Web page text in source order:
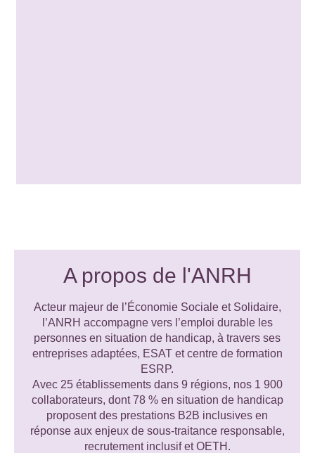
A propos de l'ANRH
Acteur majeur de l’Économie Sociale et Solidaire,
l’ANRH accompagne vers l’emploi durable les
personnes en situation de handicap, à travers ses
entreprises adaptées, ESAT et centre de formation
ESRP.
Avec 25 établissements dans 9 régions, nos 1 900
collaborateurs, dont 78 % en situation de handicap
proposent des prestations B2B inclusives en
réponse aux enjeux de sous-traitance responsable,
recrutement inclusif et OETH.